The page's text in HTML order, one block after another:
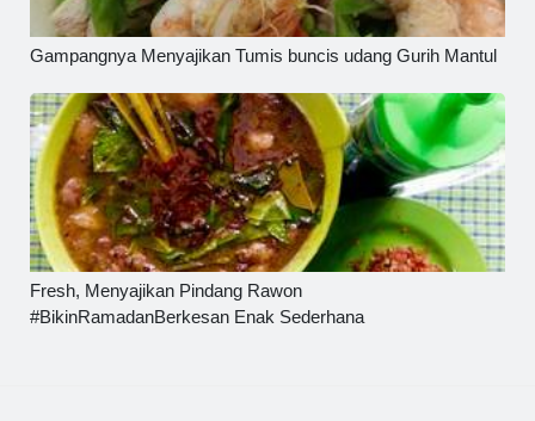
Gampangnya Menyajikan Tumis buncis udang Gurih Mantul
Fresh, Menyajikan Pindang Rawon
#BikinRamadanBerkesan Enak Sederhana